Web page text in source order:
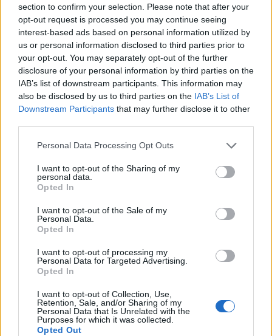
section to confirm your selection. Please note that after your
opt-out request is processed you may continue seeing
interest-based ads based on personal information utilized by
us or personal information disclosed to third parties prior to
your opt-out. You may separately opt-out of the further
disclosure of your personal information by third parties on the
IAB’s list of downstream participants. This information may
also be disclosed by us to third parties on the IAB’s List of
Downstream Participants that may further disclose it to other
Personal Data Processing Opt Outs
I want to opt-out of the Sharing of my
personal data.
Opted In
I want to opt-out of the Sale of my
Personal Data.
Opted In
I want to opt-out of processing my
Personal Data for Targeted Advertising.
Opted In
I want to opt-out of Collection, Use,
Retention, Sale, and/or Sharing of my
Personal Data that Is Unrelated with the
Purposes for which it was collected.
Opted Out
Εγγραφή στο newsletter
Αποδέχομαι τους
και την πολιτική απορρήτου
X